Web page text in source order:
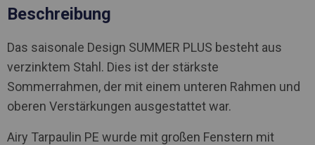
Beschreibung
Das saisonale Design SUMMER PLUS besteht aus
verzinktem Stahl. Dies ist der stärkste
Sommerrahmen, der mit einem unteren Rahmen und
oberen Verstärkungen ausgestattet war.
Airy Tarpaulin PE wurde mit großen Fenstern mit